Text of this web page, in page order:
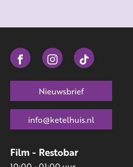
Film - Restobar
Nieuwsbrief
info@ketelhuis.nl